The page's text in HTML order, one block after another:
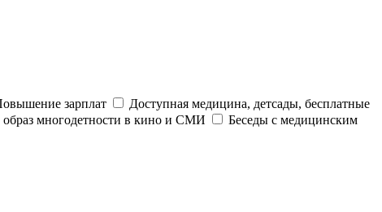
зарплат
Доступная медицина, детсады, бесплатные
многодетности в кино и СМИ
Беседы с медицинским